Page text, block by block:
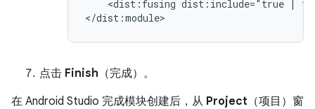
<dist:fusing dist:include="true |
点击 Finish （完成）。
在 Android Studio 完成模块创建后，从 Project （项目）窗